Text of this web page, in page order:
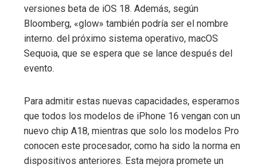
versiones beta de iOS 18. Además, según
Bloomberg, «glow» también podría ser el nombre
interno. del próximo sistema operativo, macOS
Sequoia, que se espera que se lance después del
evento.
Para admitir estas nuevas capacidades, esperamos
que todos los modelos de iPhone 16 vengan con un
nuevo chip A18, mientras que solo los modelos Pro
conocen este procesador, como ha sido la norma en
dispositivos anteriores. Esta mejora promete un